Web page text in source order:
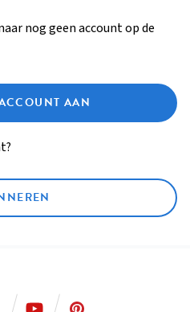
nog geen account op de
AAN